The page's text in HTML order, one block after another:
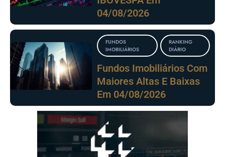
04/08/2026
FUNDOS
IMOBILIÁRIOS
RANKING
DIÁRIO
Fundos Imobiliários Com
Maiores Altas E Baixas
Em 04/08/2026